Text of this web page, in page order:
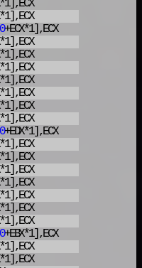
+ECX*1],ECX
+EDX*1],ECX
+EBX*1],ECX